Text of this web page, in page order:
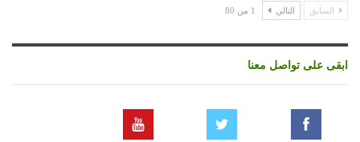
السابق التالي 1 من 80
ابقى على تواصل معنا